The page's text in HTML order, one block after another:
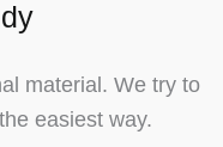
material. We try to
easiest way.